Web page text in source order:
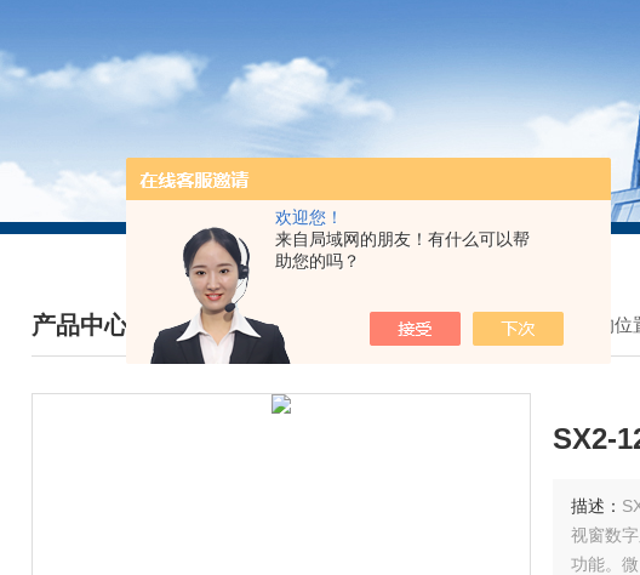
欢迎您！
来自局域网的朋友！有什么可以帮
助您的吗？
产品中心
/ PRODUCTS CENTER
我的
SX2-
描述：
视窗数
功能。